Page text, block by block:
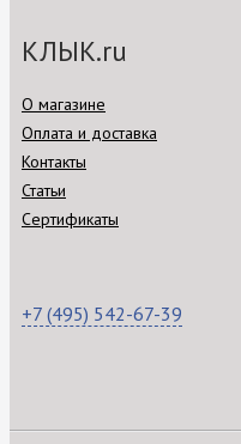
КЛЫК.ru
О магазине
Оплата и доставка
Контакты
Статьи
Сертификаты
+7 (495) 542-67-39